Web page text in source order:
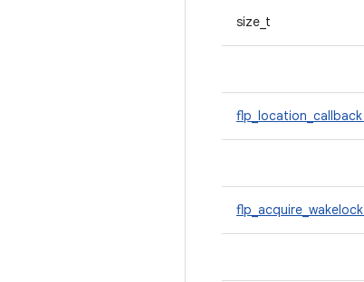
size_t
flp_location_callback
flp_acquire_wakelock